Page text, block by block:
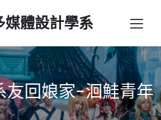
媒體設計學系
友回娘家-洄鮭青年